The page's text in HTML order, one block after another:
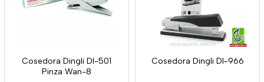
Cosedora Dingli Dl-501
Pinza Wan-8
Cosedora Dingli Dl-966